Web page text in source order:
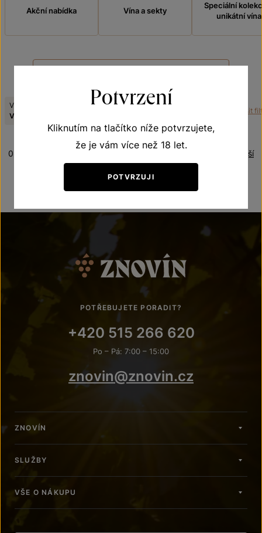
Akční nabídka Vína a sekty
Speciální
unikátní vína
Výrobce:
Vinné sklepy Lechovice
Obsah cukru:
Zrušit
Nejlevnější
0 produktů
POTŘEBUJETE PORADIT?
+420 515 266 620
Po – Pá: 7:00 – 15:00
znovin@znovin.cz
ZNOVÍN
SLUŽBY
VŠE O NÁKUPU
Potvrzení
Kliknutím na tlačítko níže potvrzujete,
že je vám více než 18 let.
POTVRZUJI